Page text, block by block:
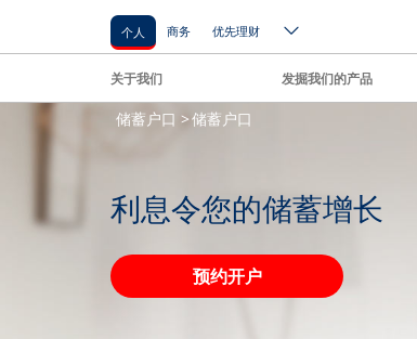
个人 商务 优先理财
关于我们 发掘我们的产品
储蓄户口 >储蓄户口
利息令您的储蓄增长
预约开户